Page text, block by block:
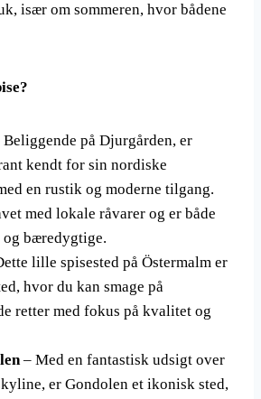
især om sommeren, hvor bådene
Beliggende på Djurgården, er
kendt for sin nordiske
en rustik og moderne tilgang.
med lokale råvarer og er både
og bæredygtige.
lille spisested på Östermalm er
hvor du kan smage på
retter med fokus på kvalitet og
– Med en fantastisk udsigt over
er Gondolen et ikonisk sted,